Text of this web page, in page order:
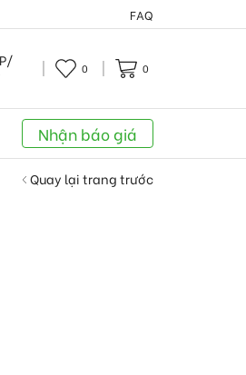
FAQ
0 0
Nhận báo giá
Quay lại trang trước